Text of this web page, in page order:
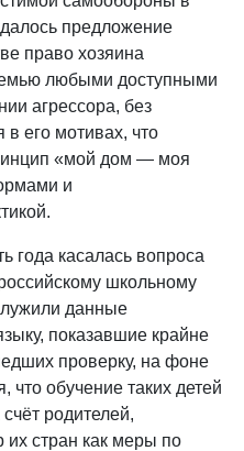
предложение
право хозяина
любыми доступными
агрессора, без
в его мотивах, что
«мой дом — моя
и
года касалась вопроса
школьному
данные
показавшие крайне
проверку, на фоне
что обучение таких детей
родителей,
их стран как меры по